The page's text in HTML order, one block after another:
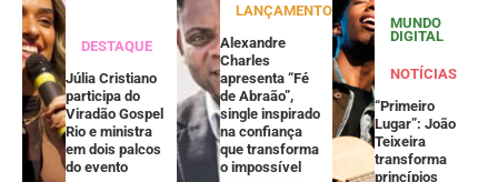
DESTAQUE
Júlia Cristiano
participa do
Viradão Gospel
Rio e ministra
em dois palcos
do evento
LANÇAMENTOS
Alexandre
Charles
apresenta “Fé
de Abraão”,
single inspirado
na confiança
que transforma
o impossível
MUNDO
DIGITAL
NOTÍCIAS
“Primeiro
Lugar”: João
Teixeira
transforma
princípios